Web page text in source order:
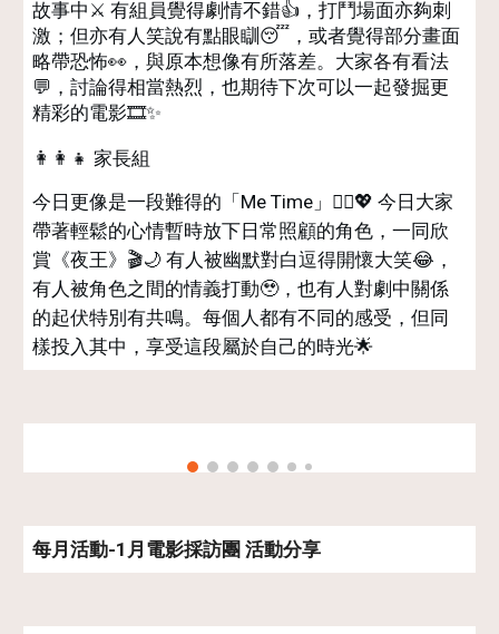
故事中⚔️ 有組員覺得劇情不錯👍，打鬥場面亦夠刺
激；但亦有人笑說有點眼瞓😴，或者覺得部分畫面
略帶恐怖👀，與原本想像有所落差。大家各有看法
💬，討論得相當熱烈，也期待下次可以一起發掘更
精彩的電影🎞️✨
👩‍👩‍👧 家長組
今日更像是一段難得的「Me Time」💆‍♀️💖 今日大家
帶著輕鬆的心情暫時放下日常照顧的角色，一同欣
賞《夜王》🎬🌙 有人被幽默對白逗得開懷大笑😂，
有人被角色之間的情義打動🥹，也有人對劇中關係
的起伏特別有共鳴。每個人都有不同的感受，但同
樣投入其中，享受這段屬於自己的時光🌟
每月活動-1月電影採訪團 活動分享